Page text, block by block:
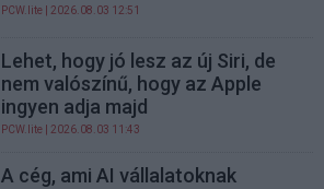
PCW.lite | 2026.08.03 12:51
Lehet, hogy jó lesz az új Siri, de
nem valószínű, hogy az Apple
ingyen adja majd
PCW.lite | 2026.08.03 11:43
A cég, ami AI vállalatoknak